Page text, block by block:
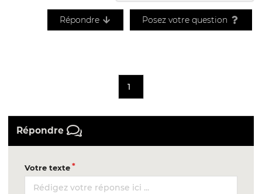
Répondre Posez votre question
1
Répondre
Votre texte